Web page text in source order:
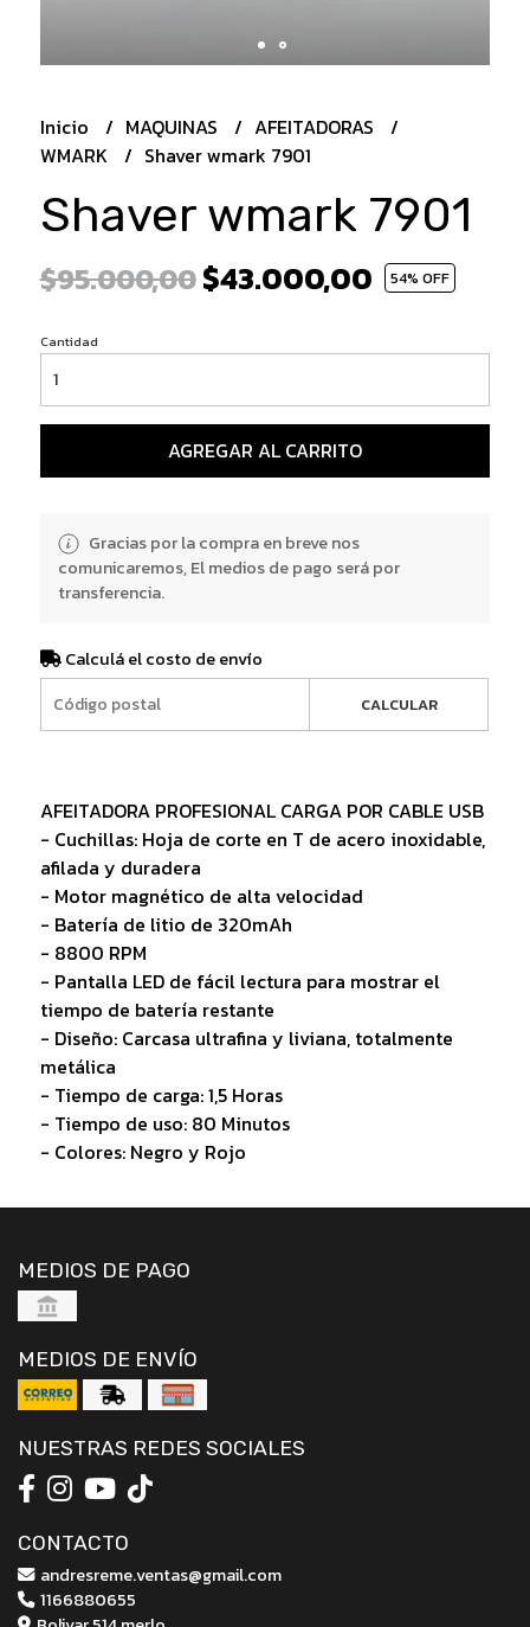
Inicio MAQUINAS
AFEITADORAS
WMARK
Shaver wmark 7901
Shaver wmark 7901
$95.000,00$43.000,00 54% OFF
Cantidad
AGREGAR AL CARRITO
Gracias por la compra en breve nos
comunicaremos, El medios de pago será por
transferencia.
Calculá el costo de envío
CALCULAR
AFEITADORA PROFESIONAL CARGA POR CABLE USB
- Cuchillas: Hoja de corte en T de acero inoxidable,
afilada y duradera
- Motor magnético de alta velocidad
- Batería de litio de 320mAh
- 8800 RPM
- Pantalla LED de fácil lectura para mostrar el
tiempo de batería restante
- Diseño: Carcasa ultrafina y liviana, totalmente
metálica
- Tiempo de carga: 1,5 Horas
- Tiempo de uso: 80 Minutos
- Colores: Negro y Rojo
MEDIOS DE PAGO
MEDIOS DE ENVÍO
NUESTRAS REDES SOCIALES
CONTACTO
andresreme.ventas@gmail.com
1166880655